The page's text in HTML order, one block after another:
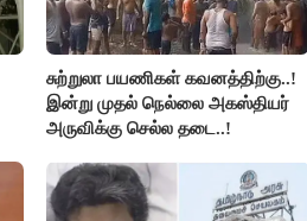
சுற்றுலா பயணிகள் கவனத்திற்கு..!
இன்று முதல் நெல்லை அகஸ்தியர்
அருவிக்கு செல்ல தடை..!